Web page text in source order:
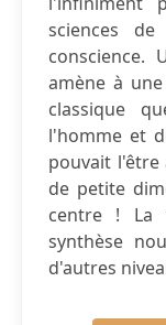
sciences
conscience.
amène à
classique
l'homme et
pouvait l'être
de petite
centre ! La
synthèse
d'autres